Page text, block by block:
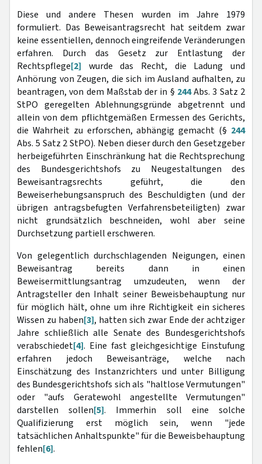
Diese und andere Thesen wurden im Jahre 1979
formuliert. Das Beweisantragsrecht hat seitdem zwar
keine essentiellen, dennoch eingreifende Veränderungen
erfahren. Durch das Gesetz zur Entlastung der
Rechtspflege[2] wurde das Recht, die Ladung und
Anhörung von Zeugen, die sich im Ausland aufhalten, zu
beantragen, von dem Maßstab der in § 244Abs. 3 Satz 2
StPO geregelten Ablehnungsgründe abgetrennt und
allein von dem pflichtgemäßen Ermessen des Gerichts,
die Wahrheit zu erforschen, abhängig gemacht (§ 244
Abs. 5 Satz 2 StPO). Neben dieser durch den Gesetzgeber
herbeigeführten Einschränkung hat die Rechtsprechung
des Bundesgerichtshofs zu Neugestaltungen des
Beweisantragsrechts geführt, die den
Beweiserhebungsanspruch des Beschuldigten (und der
übrigen antragsbefugten Verfahrensbeteiligten) zwar
nicht grundsätzlich beschneiden, wohl aber seine
Durchsetzung partiell erschweren.
Von gelegentlich durchschlagenden Neigungen, einen
Beweisantrag bereits dann in einen
Beweisermittlungsantrag umzudeuten, wenn der
Antragsteller den Inhalt seiner Beweisbehauptung nur
für möglich hält, ohne um ihre Richtigkeit ein sicheres
Wissen zu haben[3], hatten sich zwar Ende der achtziger
Jahre schließlich alle Senate des Bundesgerichtshofs
verabschiedet[4]. Eine fast gleichgesichtige Einstufung
erfahren jedoch Beweisanträge, welche nach
Einschätzung des Instanzrichters und unter Billigung
des Bundesgerichtshofs sich als "haltlose Vermutungen"
oder "aufs Geratewohl angestellte Vermutungen"
darstellen sollen[5]. Immerhin soll eine solche
Qualifizierung erst möglich sein, wenn "jede
tatsächlichen Anhaltspunkte" für die Beweisbehauptung
fehlen[6].